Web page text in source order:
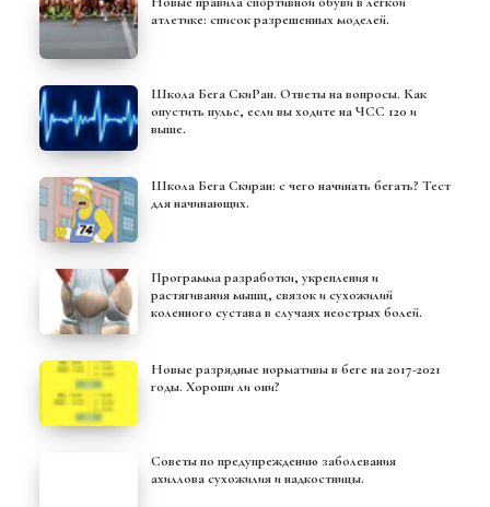
атлетике: список разрешенных моделей.
Школа Бега СкиРан. Ответы на вопросы. Как
опустить пульс, если вы ходите на ЧСС 120 и
выше.
Школа Бега Скиран: с чего начинать бегать? Тест
для начинающих.
Программа разработки, укрепления и
растягивания мышц, связок и сухожилий
коленного сустава в случаях неострых болей.
Новые разрядные нормативы в беге на 2017-2021
годы. Хороши ли они?
Советы по предупреждению заболевания
ахиллова сухожилия и надкостницы.